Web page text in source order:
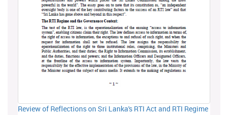
Review of Reflections on Sri Lanka's RTI Act and RTI Regime